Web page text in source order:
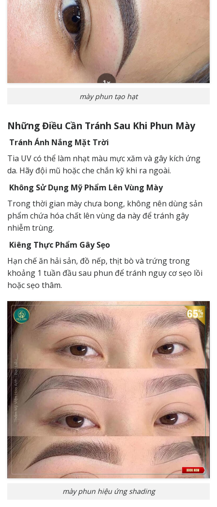
mày phun tạo hạt
Những Điều Cần Tránh Sau Khi Phun Mày
Tránh Ánh Nắng Mặt Trời
Tia UV có thể làm nhạt màu mực xăm và gây kích ứng
da. Hãy đội mũ hoặc che chắn kỹ khi ra ngoài.
Không Sử Dụng Mỹ Phẩm Lên Vùng Mày
Trong thời gian mày chưa bong, không nên dùng sản
phẩm chứa hóa chất lên vùng da này để tránh gây
nhiễm trùng.
Kiêng Thực Phẩm Gây Sẹo
Hạn chế ăn hải sản, đồ nếp, thịt bò và trứng trong
khoảng 1 tuần đầu sau phun để tránh nguy cơ sẹo lồi
hoặc sẹo thâm.
mày phun hiệu ứng shading